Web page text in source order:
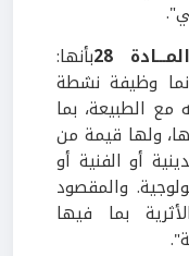
المـــادة 28
بأنها:
وظيفة نشطة
مع الطبيعة، بما
ولها قيمة من
أو الفنية أو
والمقصود
بما فيها